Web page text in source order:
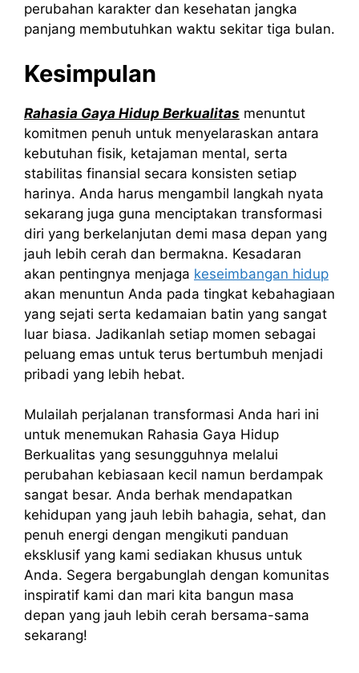
perubahan karakter dan kesehatan jangka
panjang membutuhkan waktu sekitar tiga bulan.
Kesimpulan
Rahasia Gaya Hidup Berkualitas menuntut
komitmen penuh untuk menyelaraskan antara
kebutuhan fisik, ketajaman mental, serta
stabilitas finansial secara konsisten setiap
harinya. Anda harus mengambil langkah nyata
sekarang juga guna menciptakan transformasi
diri yang berkelanjutan demi masa depan yang
jauh lebih cerah dan bermakna. Kesadaran
akan pentingnya menjaga keseimbangan hidup
akan menuntun Anda pada tingkat kebahagiaan
yang sejati serta kedamaian batin yang sangat
luar biasa. Jadikanlah setiap momen sebagai
peluang emas untuk terus bertumbuh menjadi
pribadi yang lebih hebat.
Mulailah perjalanan transformasi Anda hari ini
untuk menemukan Rahasia Gaya Hidup
Berkualitas yang sesungguhnya melalui
perubahan kebiasaan kecil namun berdampak
sangat besar. Anda berhak mendapatkan
kehidupan yang jauh lebih bahagia, sehat, dan
penuh energi dengan mengikuti panduan
eksklusif yang kami sediakan khusus untuk
Anda. Segera bergabunglah dengan komunitas
inspiratif kami dan mari kita bangun masa
depan yang jauh lebih cerah bersama-sama
sekarang!